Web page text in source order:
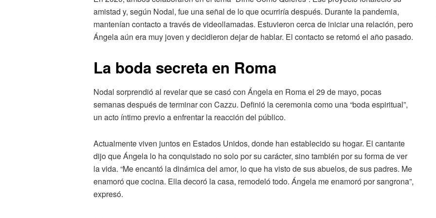
amistad y, según Nodal, fue una señal de lo que ocurriría después. Durante la pandemia,
mantenían contacto a través de videollamadas. Estuvieron cerca de iniciar una relación, pero
Ángela aún era muy joven y decidieron dejar de hablar. El contacto se retomó el año pasado.
La boda secreta en Roma
Nodal sorprendió al revelar que se casó con Ángela en Roma el 29 de mayo, pocas
semanas después de terminar con Cazzu. Definió la ceremonia como una “boda espiritual”,
un acto íntimo previo a enfrentar la reacción del público.
Actualmente viven juntos en Estados Unidos, donde han establecido su hogar. El cantante
dijo que Ángela lo ha conquistado no solo por su carácter, sino también por su forma de ver
la vida. “Me encantó la dinámica del amor, lo que ha visto de sus abuelos, de sus padres. Me
enamoró que cocina. Ella decoró la casa, remodeló todo. Ángela me enamoró por sangrona”,
expresó.